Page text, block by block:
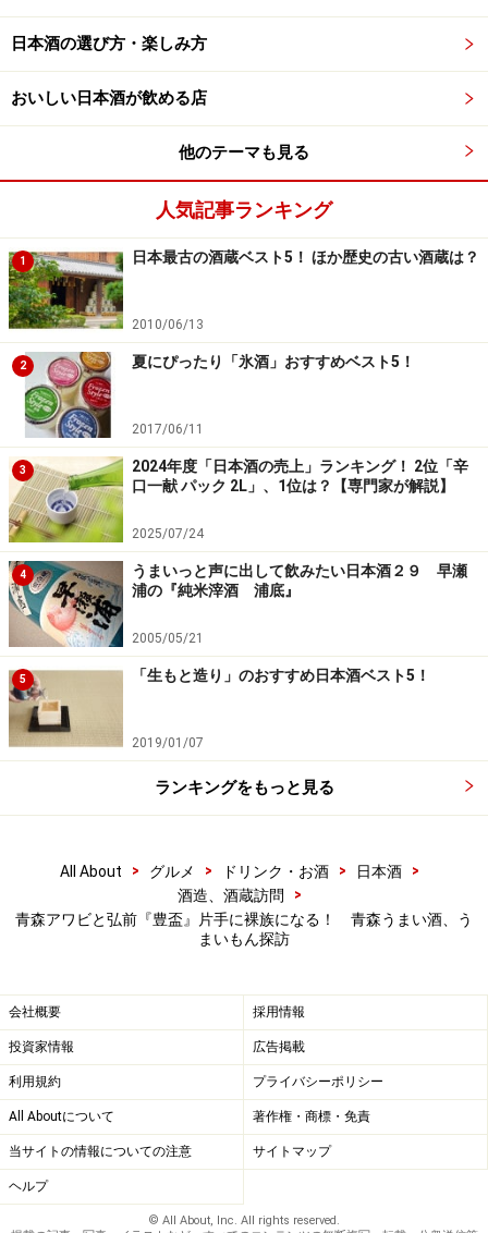
日本酒の選び方・楽しみ方
おいしい日本酒が飲める店
他のテーマも見る
人気記事ランキング
1 日本最古の酒蔵ベスト5！ ほか歴史の古い酒蔵は？
2010/06/13
2 夏にぴったり「氷酒」おすすめベスト5！
2017/06/11
3
2024年度「日本酒の売上」ランキング！ 2位「辛
口一献 パック 2L」、1位は？【専門家が解説】
2025/07/24
4
うまいっと声に出して飲みたい日本酒２９ 早瀬
浦の『純米滓酒 浦底』
2005/05/21
5 「生もと造り」のおすすめ日本酒ベスト5！
2019/01/07
ランキングをもっと見る
All About > グルメ > ドリンク・お酒 > 日本酒
>
酒造、酒蔵訪問
>
青森アワビと弘前『豊盃』片手に裸族になる！ 青森うまい酒、う
まいもん探訪
会社概要 採用情報
投資家情報 広告掲載
利用規約 プライバシーポリシー
All Aboutについて 著作権・商標・免責
当サイトの情報についての注意 サイトマップ
ヘルプ
© All About, Inc. All rights reserved.